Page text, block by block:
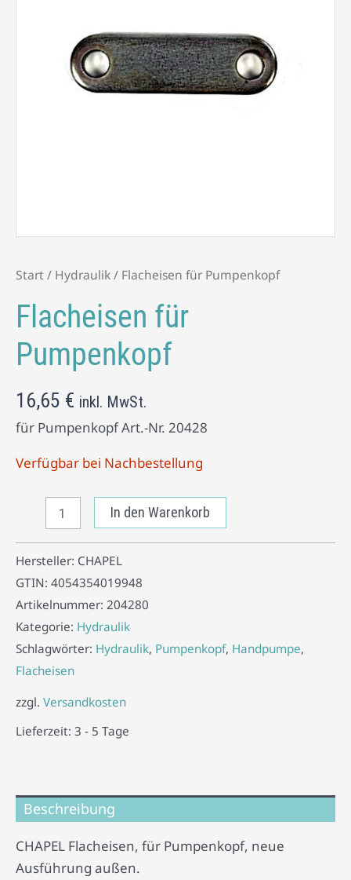
Start/ Hydraulik/ Flacheisen für Pumpenkopf
Flacheisen für
Pumpenkopf
16,65 € inkl. MwSt.
für Pumpenkopf Art.-Nr. 20428
Verfügbar bei Nachbestellung
In den Warenkorb
Hersteller: CHAPEL
GTIN: 4054354019948
Artikelnummer: 204280
Kategorie: Hydraulik
Schlagwörter: Hydraulik, Pumpenkopf, Handpumpe,
Flacheisen
zzgl. Versandkosten
Lieferzeit: 3 - 5 Tage
Beschreibung
CHAPEL Flacheisen, für Pumpenkopf, neue
Ausführung außen.